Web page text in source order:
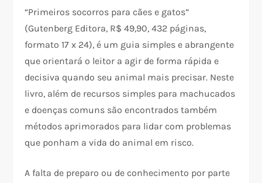
“Primeiros socorros para cães e gatos”
(Gutenberg Editora, R$ 49,90, 432 páginas,
formato 17 x 24), é um guia simples e abrangente
que orientará o leitor a agir de forma rápida e
decisiva quando seu animal mais precisar. Neste
livro, além de recursos simples para machucados
e doenças comuns são encontrados também
métodos aprimorados para lidar com problemas
que ponham a vida do animal em risco.
A falta de preparo ou de conhecimento por parte